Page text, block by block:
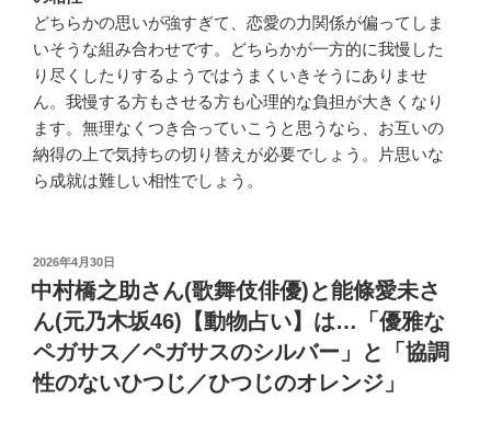
どちらかの思いが強すぎて、恋愛の力関係が偏ってしま
いそうな組み合わせです。どちらかが一方的に我慢した
り尽くしたりするようではうまくいきそうにありませ
ん。我慢する方もさせる方も心理的な負担が大きくなり
ます。無理なくつき合っていこうと思うなら、お互いの
納得の上で気持ちの切り替えが必要でしょう。片思いな
ら成就は難しい相性でしょう。
投
稿
日:
2026年4月30日
中村橋之助さん(歌舞伎俳優)と能條愛未さ
ん(元乃木坂46)【動物占い】は…「優雅な
ペガサス／ペガサスのシルバー」と「協調
性のないひつじ／ひつじのオレンジ」